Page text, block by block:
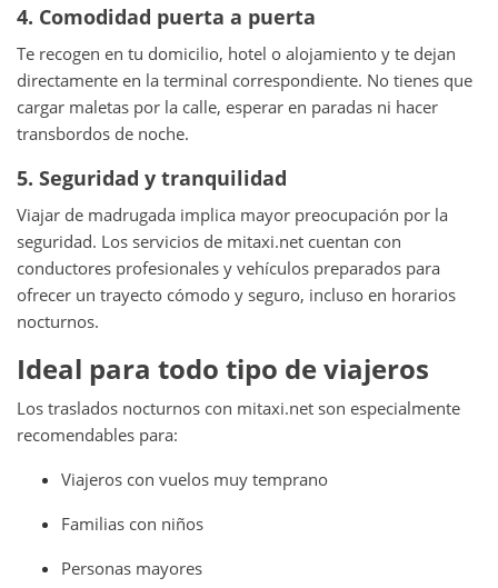
4. Comodidad puerta a puerta
Te recogen en tu domicilio, hotel o alojamiento y te dejan
directamente en la terminal correspondiente. No tienes que
cargar maletas por la calle, esperar en paradas ni hacer
transbordos de noche.
5. Seguridad y tranquilidad
Viajar de madrugada implica mayor preocupación por la
seguridad. Los servicios de mitaxi.net cuentan con
conductores profesionales y vehículos preparados para
ofrecer un trayecto cómodo y seguro, incluso en horarios
nocturnos.
Ideal para todo tipo de viajeros
Los traslados nocturnos con mitaxi.net son especialmente
recomendables para:
Viajeros con vuelos muy temprano
Familias con niños
Personas mayores